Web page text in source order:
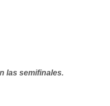
las semifinales.